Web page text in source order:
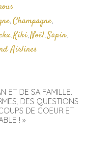
fenêtre)
,Champagne,
,Kiki,Noël,Sapin,
Airlines
ET DE SA FAMILLE.
DES QUESTIONS
DE COEUR ET
! »